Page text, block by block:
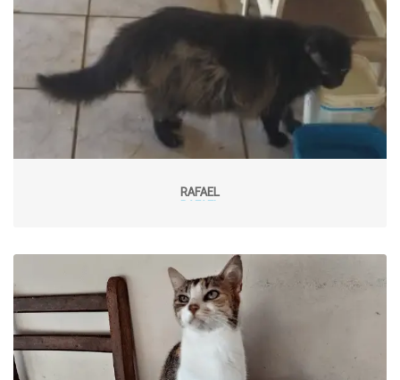
RAFAEL